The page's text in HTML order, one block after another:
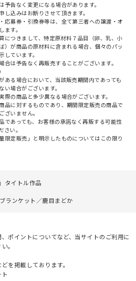
告なく変更になる場合があります。
込みはお断りさせて頂きます。
応募券・引換券等は、全て第三者への譲渡・オ
ます。
につきまして、特定原材料７品目（卵、乳、小
）が商品の原材料に含まれる場合、個々のパッ
ています。
合は予告なく再販売することがございます。
ある場合において、当該販売期間内であっても
場合がございます。
の商品と多少異なる場合がございます。
品に対するものであり、期間限定販売の商品で
ざいません。
であっても、お客様の承諾なく再販する可能性
い。
限定販売」と明示したものについてはこの限り
」タイトル作品
ンケット／鹿目まどか
ポイントについてなど、当サイトのご利用に
。
を掲載しております。